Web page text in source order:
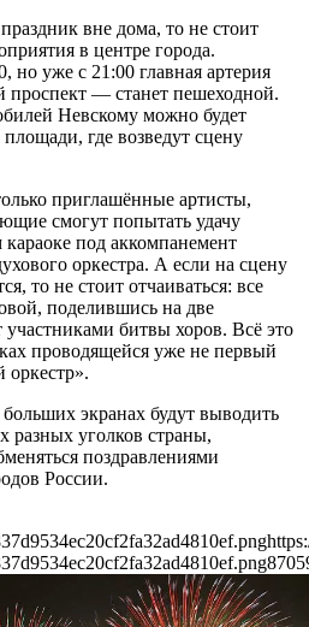
вне дома, то не стоит
в центре города.
но уже с 21:00 главная артерия
— станет пешеходной.
Невскому можно будет
где возведут сцену
приглашённые артисты,
смогут попытать удачу
под аккомпанемент
оркестра. А если на сцену
то не стоит отчаиваться: все
поделившись на две
битвы хоров. Всё это
проводящейся уже не первый
экранах будут выводить
уголков страны,
поздравлениями
России.
870